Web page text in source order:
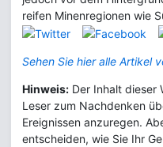
reifen Minenregionen wie
Sehen Sie hier alle Artikel
Hinweis: Der Inhalt dieser
Leser zum Nachdenken
Ereignissen anzuregen.
entscheiden, wie Sie Ihr